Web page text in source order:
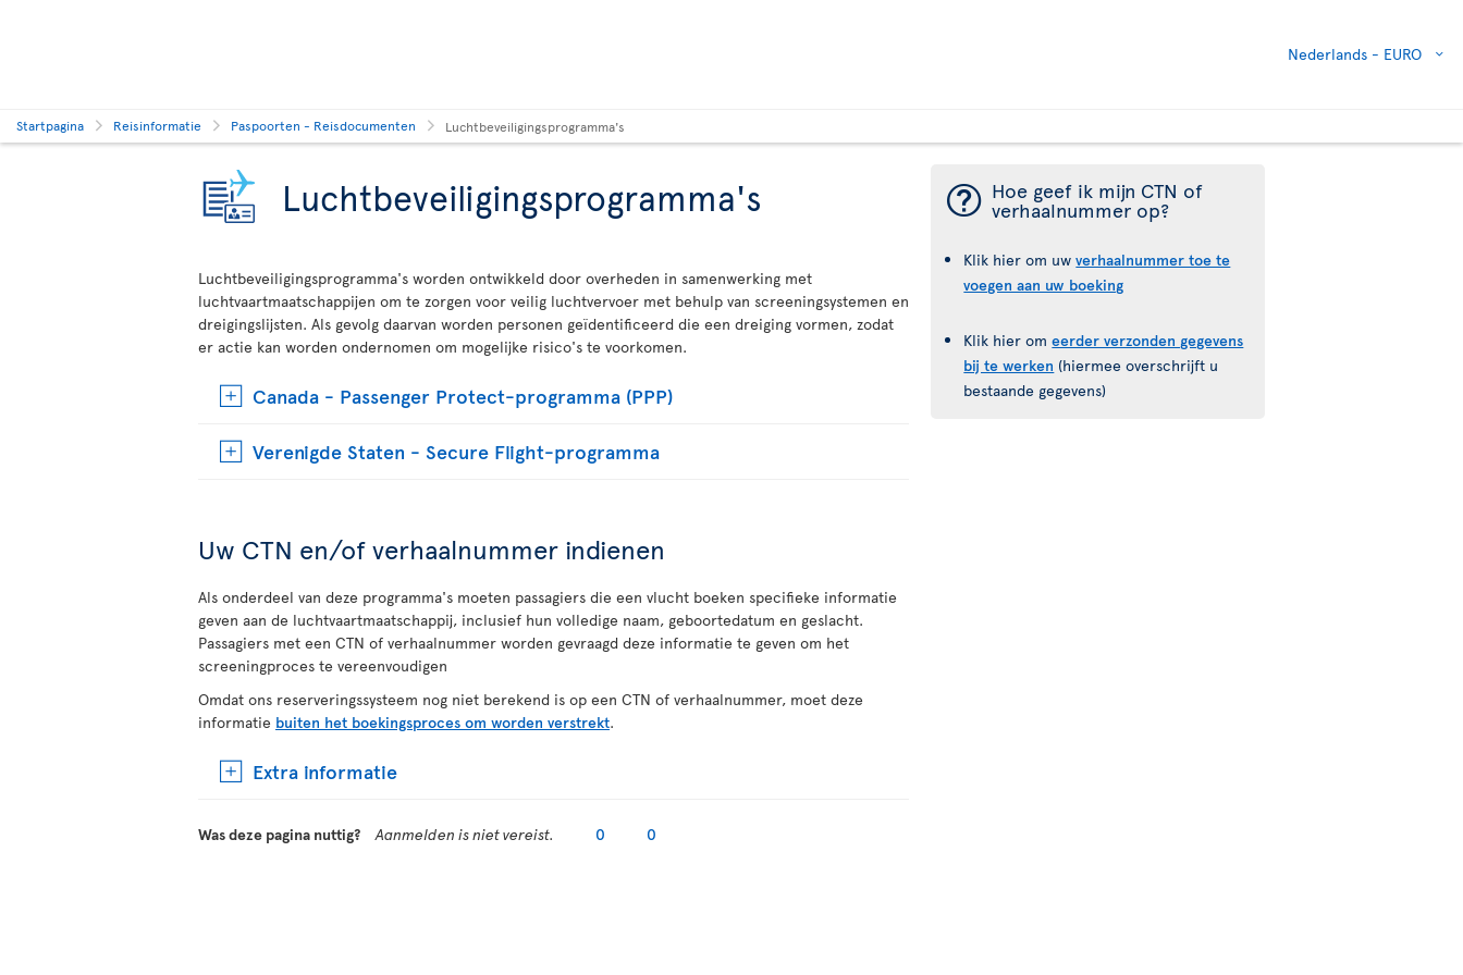
Nederlands - EURO
Startpagina Reisinformatie Paspoorten - Reisdocumenten Luchtbeveiligingsprogramma's
Luchtbeveiligingsprogramma's
Luchtbeveiligingsprogramma's worden ontwikkeld door overheden in samenwerking met
luchtvaartmaatschappijen om te zorgen voor veilig luchtvervoer met behulp van screeningsystemen en
dreigingslijsten. Als gevolg daarvan worden personen geïdentificeerd die een dreiging vormen, zodat
er actie kan worden ondernomen om mogelijke risico's te voorkomen.
Canada - Passenger Protect-programma (PPP)
Verenigde Staten - Secure Flight-programma
Uw CTN en/of verhaalnummer indienen
Als onderdeel van deze programma's moeten passagiers die een vlucht boeken specifieke informatie
geven aan de luchtvaartmaatschappij, inclusief hun volledige naam, geboortedatum en geslacht.
Passagiers met een CTN of verhaalnummer worden gevraagd deze informatie te geven om het
screeningproces te vereenvoudigen
Omdat ons reserveringssysteem nog niet berekend is op een CTN of verhaalnummer, moet deze
informatie buiten het boekingsproces om worden verstrekt.
Extra informatie
¯ Hoe geef ik mijn CTN of
verhaalnummer op?
Klik hier om uwverhaalnummer toe te
voegen aan uw boeking
Klik hier omeerder verzonden gegevens
bij te werken (hiermee overschrijft u
bestaande gegevens)
Was deze pagina nuttig? Aanmelden is niet vereist. 0 0